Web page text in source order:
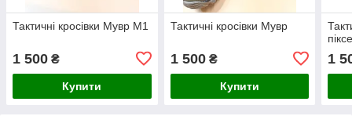
Тактичні кросівки Мувр М1
1 500 ₴
Купити
Тактичні кросівки Мувр
1 500₴
Купити
1